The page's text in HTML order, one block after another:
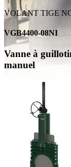
VOLANT TIGE
VGB4400-08NI
Vanne à
manuel